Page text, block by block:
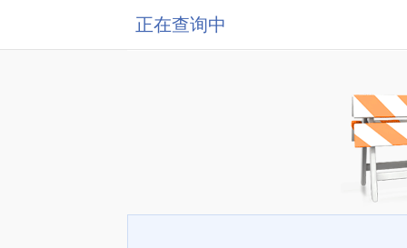
正在查询中